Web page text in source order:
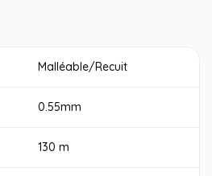
Malléable/Recuit
0.55mm
130 m